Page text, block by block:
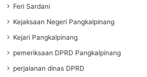
Feri Sardani
Kejaksaan Negeri Pangkalpinang
Kejari Pangkalpinang
pemeriksaan DPRD Pangkalpinang
perjalanan dinas DPRD